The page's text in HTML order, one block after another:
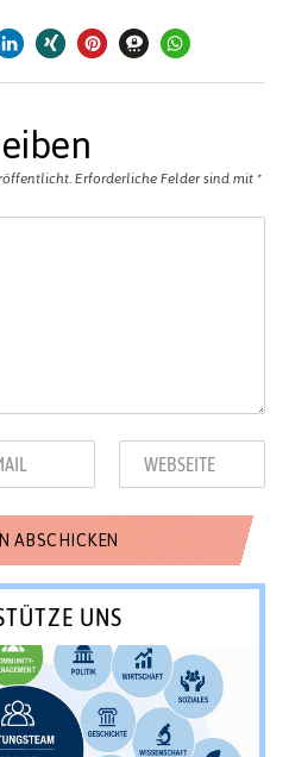
Erforderliche Felder sind mit *
UNS